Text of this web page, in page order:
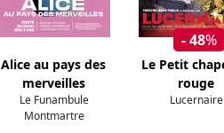
Alice au pays des
merveilles
Le Funambule
Montmartre
- 48%
Le Petit
rouge
Lucernaire